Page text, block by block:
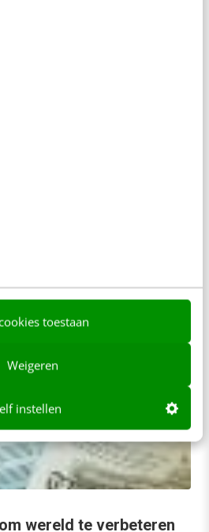
toestaan
Weigeren
instellen
wereld te verbeteren